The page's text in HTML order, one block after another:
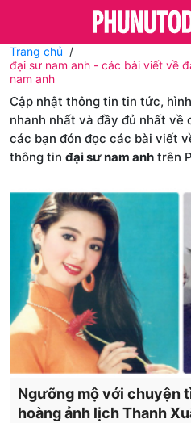
Trang chủ
đại sư nam anh - các bài viết về
nam anh
Cập nhật thông tin tin tức,
nhanh nhất và đầy đủ nhất về
các bạn đón đọc các bài viết
thông tin đại sư nam anh trên
Ngưỡng mộ với chuyện
hoàng ảnh lịch Thanh